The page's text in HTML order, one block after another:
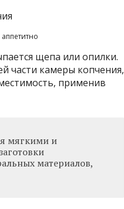
щепа или опилки.
части камеры копчения,
применив
мягкими и
материалов,